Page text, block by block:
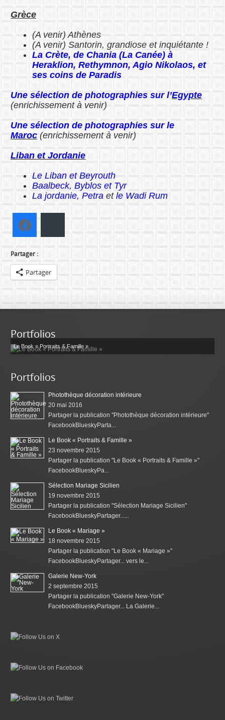
Grèce
(A venir) Athènes
(A venir) Santorin, grandiose et inquiétante !
La Crète, de Chania (La Canée) à
Heraklion, Rethymnon, Agio Nikolaos, et
ses coins de Paradis
Une sélection de photographies sur l’Egypte
(enrichissement à venir)
Une sélection de photographies sur le
Maroc (enrichissement à venir)
Liban et Jordanie
Le Liban et Beyrouth
Baalbeck, Byblos et Tyr
La jordanie, Petra et le Wadi Rum
Partager :
Partager
Portfolios
Le Book « Portraits & Famille »
Portfolios
Photothèque décoration intérieure
20 mai 2016
Partager la publication "Photothèque décoration intérieure"
FacebookBlueskyParta...
Le Book « Portraits & Famille »
23 novembre 2015
Partager la publication "Le Book « Portraits & Famille »"
FacebookBlueskyPa...
Sélection Mariage Sicilien
19 novembre 2015
Partager la publication "Sélection Mariage Sicilien"
FacebookBlueskyPartager......
Le Book « Mariage »
18 novembre 2015
Partager la publication "Le Book « Mariage »"
FacebookBlueskyPartager... vers le...
Galerie New-York
2 septembre 2015
Partager la publication "Galerie New-York"
FacebookBlueskyPartager... La Galerie...